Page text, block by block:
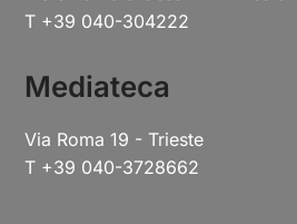
T +39 040-304222
Mediateca
Via Roma 19 - Trieste
T +39 040-3728662